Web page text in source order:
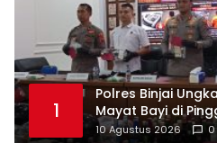
1
Polres Binjai
Mayat Bayi di
Tersangka
10 Agustus 2026 0